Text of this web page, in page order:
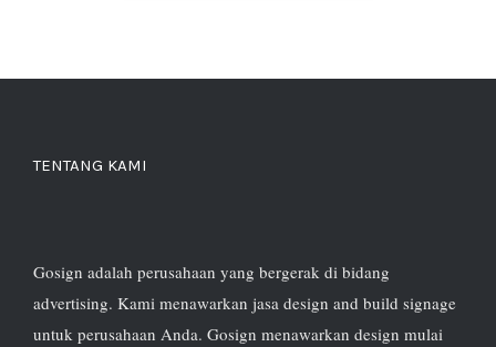
TENTANG KAMI
Gosign adalah perusahaan yang bergerak di bidang
advertising. Kami menawarkan jasa design and build signage
untuk perusahaan Anda. Gosign menawarkan design mulai